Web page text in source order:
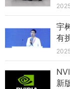
宇
有
新